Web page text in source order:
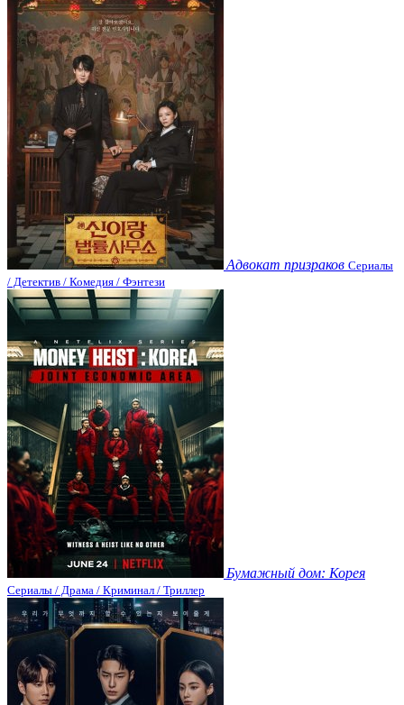
Адвокат призраков Сериалы
/ Детектив / Комедия / Фэнтези
Бумажный дом: Корея
Сериалы / Драма / Криминал / Триллер